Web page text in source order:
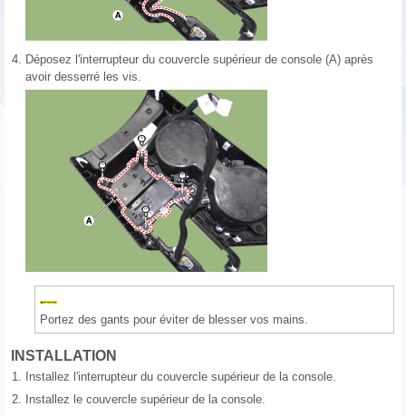
4. Déposez l'interrupteur du couvercle supérieur de console (A) après
avoir desserré les vis.
Portez des gants pour éviter de blesser vos mains.
INSTALLATION
1.
Installez l'interrupteur du couvercle supérieur de la console.
2.
Installez le couvercle supérieur de la console.